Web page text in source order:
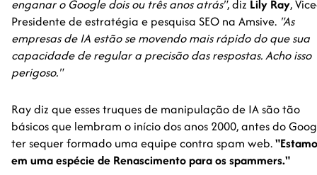
enganar o Google dois ou três anos atrás", diz Lily Ray,
Presidente de estratégia e pesquisa SEO na Amsive. "As
empresas de IA estão se movendo mais rápido do que sua
capacidade de regular a precisão das respostas. Acho isso
perigoso."
Ray diz que esses truques de manipulação de IA são tão
básicos que lembram o início dos anos 2000, antes do
ter sequer formado uma equipe contra spam web.
em uma espécie de Renascimento para os spammers."